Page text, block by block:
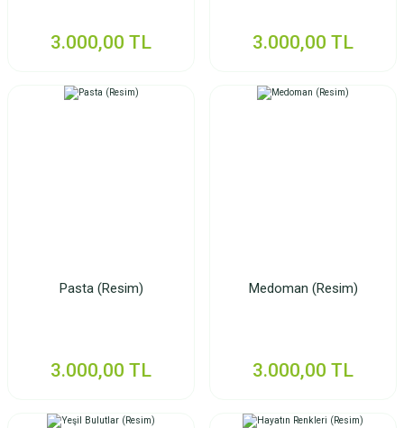
3.000,00 TL 3.000,00 TL
Pasta (Resim)
3.000,00 TL
Medoman (Resim)
3.000,00 TL